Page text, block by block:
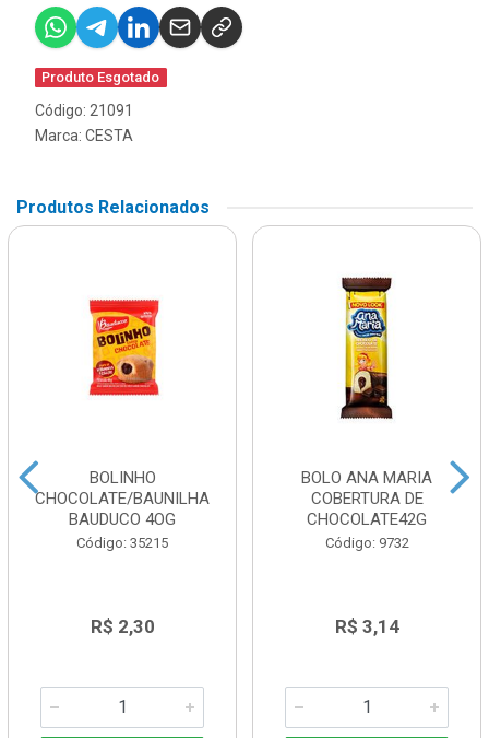
Produto Esgotado
Código: 21091
Marca: CESTA
Produtos Relacionados
BOLINHO
CHOCOLATE/BAUNILHA
BAUDUCO 4OG
Código: 35215
R$ 2,30
BOLO ANA MARIA
COBERTURA DE
CHOCOLATE42G
Código: 9732
R$ 3,14